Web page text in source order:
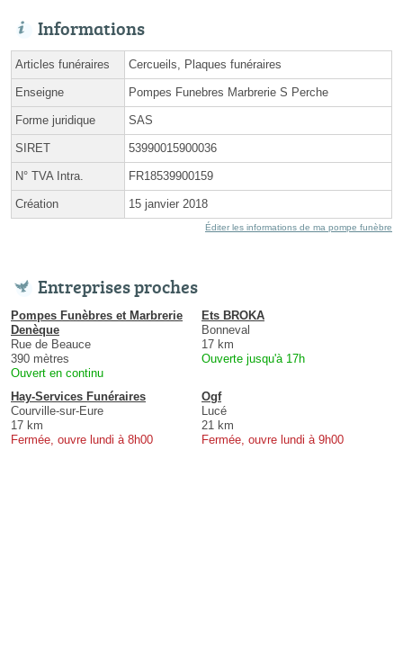
Informations
Articles funéraires Cercueils, Plaques funéraires
Enseigne Pompes Funebres Marbrerie S Perche
Forme juridique SAS
SIRET 53990015900036
N° TVA Intra. FR18539900159
Création 15 janvier 2018
Éditer les informations de ma pompe funèbre
Entreprises proches
Pompes Funèbres et Marbrerie
Denèque
Rue de Beauce
390 mètres
Ouvert en continu
Ets BROKA
Bonneval
17 km
Ouverte jusqu'à 17h
Hay-Services Funéraires
Courville-sur-Eure
17 km
Fermée, ouvre lundi à 8h00
Ogf
Lucé
21 km
Fermée, ouvre lundi à 9h00